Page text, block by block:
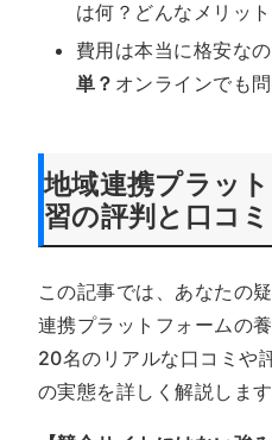
は何？どんなメリッ
費用は本当に格安な
単？ オンラインでも
地域連携プラッ
習の評判と口コ
この記事では、あなたの
連携プラットフォームの
20名のリアルな口コミや
の実態を詳しく解説します